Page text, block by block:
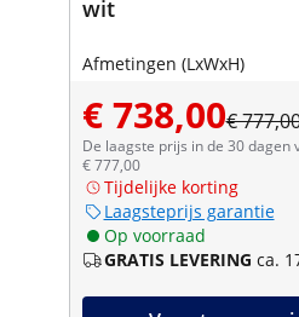
wit
Afmetingen (LxWxH)
€ 738,00€
De laagste prijs in de 30 dagen
€ 777,00
Tijdelijke korting
Laagsteprijs garantie
Op voorraad
GRATIS LEVERING ca.